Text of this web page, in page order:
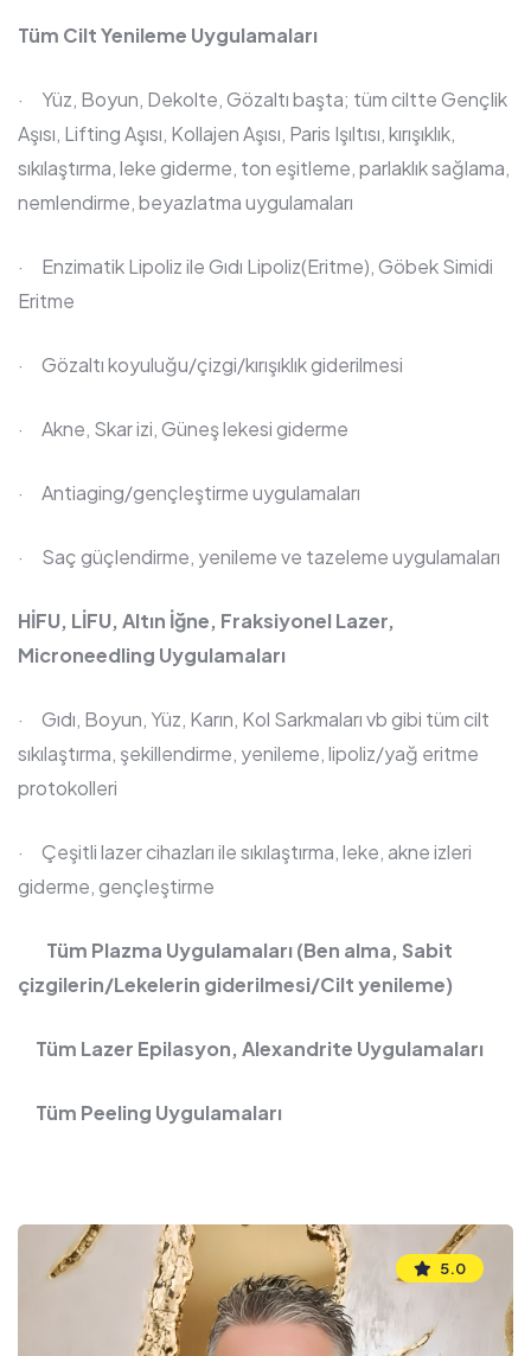
Tüm Cilt Yenileme Uygulamaları
· Yüz, Boyun, Dekolte, Gözaltı başta; tüm ciltte Gençlik
Aşısı, Lifting Aşısı, Kollajen Aşısı, Paris Işıltısı, kırışıklık,
sıkılaştırma, leke giderme, ton eşitleme, parlaklık sağlama,
nemlendirme, beyazlatma uygulamaları
· Enzimatik Lipoliz ile Gıdı Lipoliz(Eritme), Göbek Simidi
Eritme
· Gözaltı koyuluğu/çizgi/kırışıklık giderilmesi
· Akne, Skar izi, Güneş lekesi giderme
· Antiaging/gençleştirme uygulamaları
· Saç güçlendirme, yenileme ve tazeleme uygulamaları
HİFU, LİFU, Altın İğne, Fraksiyonel Lazer,
Microneedling Uygulamaları
· Gıdı, Boyun, Yüz, Karın, Kol Sarkmaları vb gibi tüm cilt
sıkılaştırma, şekillendirme, yenileme, lipoliz/yağ eritme
protokolleri
· Çeşitli lazer cihazları ile sıkılaştırma, leke, akne izleri
giderme, gençleştirme
Tüm Plazma Uygulamaları (Ben alma, Sabit
çizgilerin/Lekelerin giderilmesi/Cilt yenileme)
Tüm Lazer Epilasyon, Alexandrite Uygulamaları
Tüm Peeling Uygulamaları
5.0